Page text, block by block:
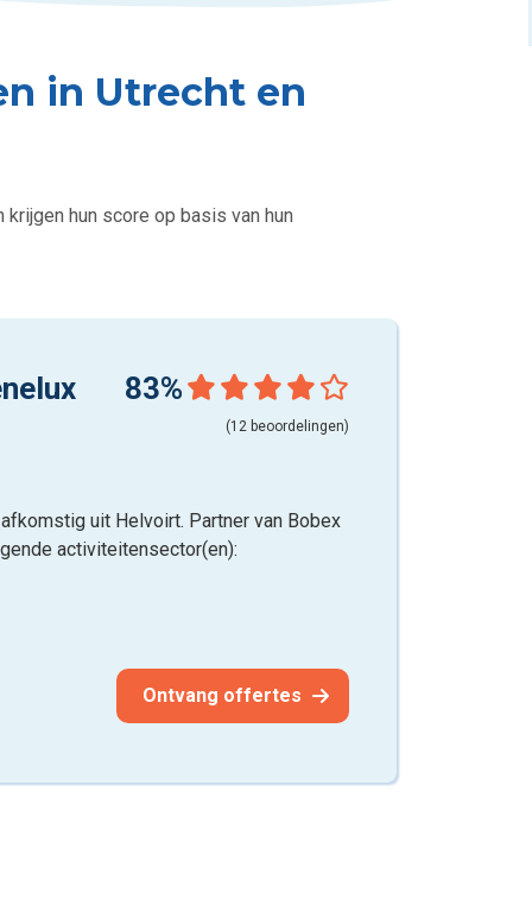
in Utrecht en
hun score op basis van hun
83%
(12 beoordelingen)
uit Helvoirt. Partner van Bobex
activiteitensector(en):
Ontvang offertes